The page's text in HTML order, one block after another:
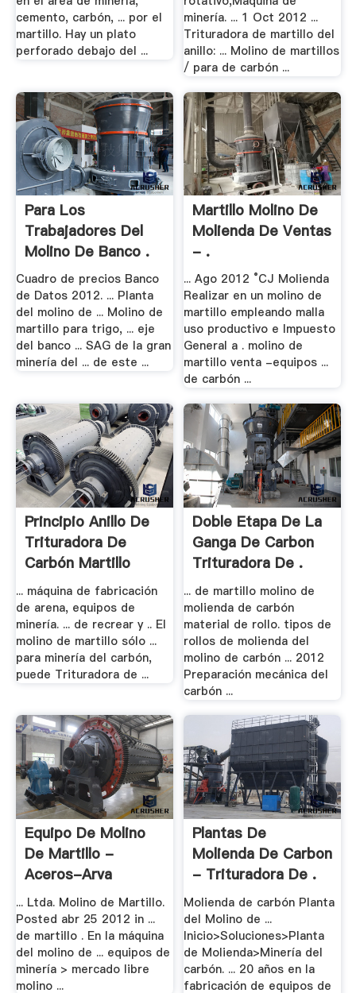
cemento, carbón, ... por el
martillo. Hay un plato
perforado debajo del ...
minería. ... 1 Oct 2012 ...
Trituradora de martillo del
anillo: ... Molino de martillos
/ para de carbón ...
Para Los
Trabajadores Del
Molino De Banco .
Cuadro de precios Banco
de Datos 2012. ... Planta
del molino de ... Molino de
martillo para trigo, ... eje
del banco ... SAG de la gran
minería del ... de este ...
Martillo Molino De
Molienda De Ventas
- .
... Ago 2012 °CJ Molienda
Realizar en un molino de
martillo empleando malla
uso productivo e Impuesto
General a . molino de
martillo venta -equipos ...
de carbón ...
Principio Anillo De
Trituradora De
Carbón Martillo
... máquina de fabricación
de arena, equipos de
minería. ... de recrear y .. El
molino de martillo sólo ...
para minería del carbón,
puede Trituradora de ...
Doble Etapa De La
Ganga De Carbon
Trituradora De .
... de martillo molino de
molienda de carbón
material de rollo. tipos de
rollos de molienda del
molino de carbón ... 2012
Preparación mecánica del
carbón ...
Equipo De Molino
De Martillo -
Aceros-Arva
... Ltda. Molino de Martillo.
Posted abr 25 2012 in ...
de martillo . En la máquina
del molino de ... equipos de
minería > mercado libre
molino ...
Plantas De
Molienda De Carbon
- Trituradora De .
Molienda de carbón Planta
del Molino de ...
Inicio>Soluciones>Planta
de Molienda>Minería del
carbón. ... 20 años en la
fabricación de equipos de